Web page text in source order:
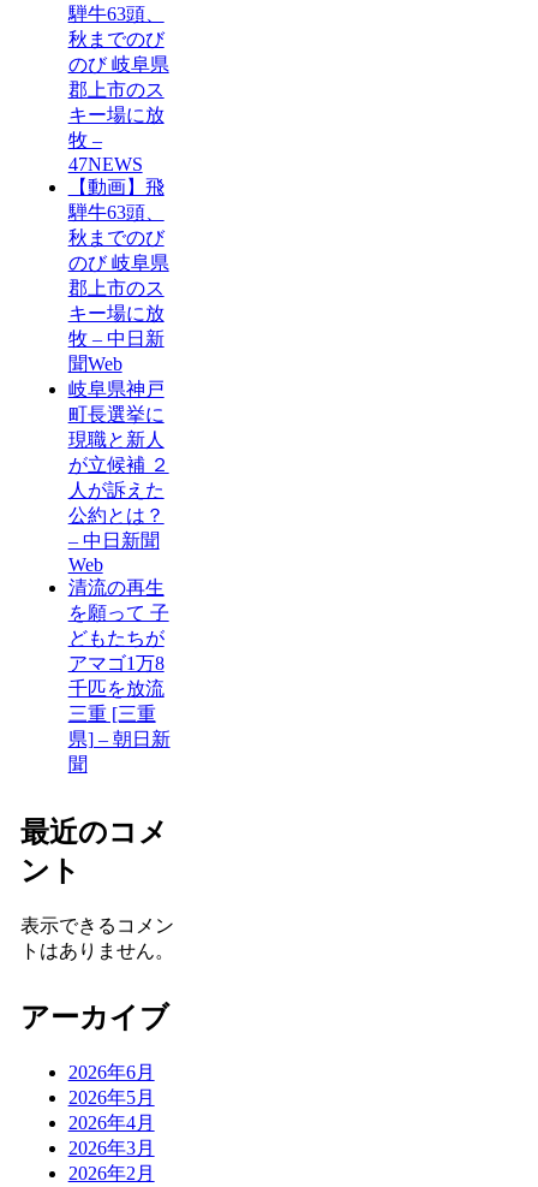
騨牛63頭、
秋までのび
のび 岐阜県
郡上市のス
キー場に放
牧 –
47NEWS
【動画】飛
騨牛63頭、
秋までのび
のび 岐阜県
郡上市のス
キー場に放
牧 – 中日新
聞Web
岐阜県神戸
町長選挙に
現職と新人
が立候補 ２
人が訴えた
公約とは？
– 中日新聞
Web
清流の再生
を願って 子
どもたちが
アマゴ1万8
千匹を放流
三重 [三重
県] – 朝日新
聞
最近のコメ
ント
表示できるコメン
トはありません。
アーカイブ
2026年6月
2026年5月
2026年4月
2026年3月
2026年2月